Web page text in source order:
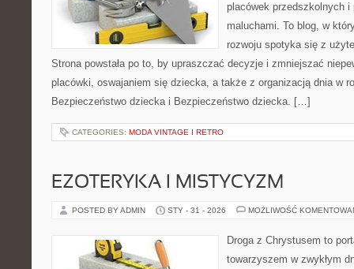
placówek przedszkolnych i
maluchami. To blog, w
rozwoju spotyka się z
Strona powstała po to, by upraszczać decyzje i zmniejszać
placówki, oswajaniem się dziecka, a także z organizacją dnia w
Bezpieczeństwo dziecka i Bezpieczeństwo dziecka. […]
CATEGORIES: MODA VINTAGE I RETRO
EZOTERYKA I MISTYCYZM
POSTED BY ADMIN STY - 31 - 2026 MOŻLIWOŚĆ
Droga z Chrystusem to
towarzyszem w zwykłym